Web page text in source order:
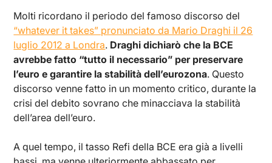
Molti ricordano il periodo del famoso discorso del
“whatever it takes” pronunciato da Mario Draghi il 26
luglio 2012 a Londra. Draghi dichiarò che la BCE
avrebbe fatto “tutto il necessario” per preservare
l’euro e garantire la stabilità dell’eurozona. Questo
discorso venne fatto in un momento critico, durante la
crisi del debito sovrano che minacciava la stabilità
dell’area dell’euro.
A quel tempo, il tasso Refi della BCE era già a livelli